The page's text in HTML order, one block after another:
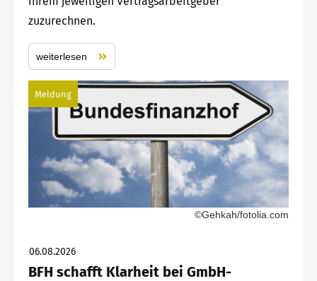
zuzurechnen.
weiterlesen
Meldung
©Gehkah/fotolia.com
06.08.2026
BFH schafft Klarheit bei GmbH-